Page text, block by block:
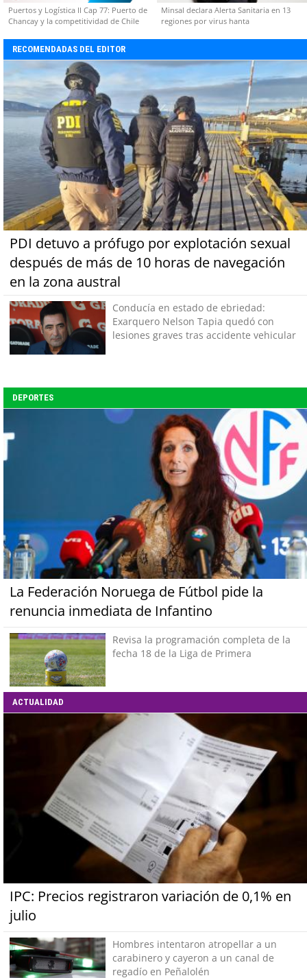
Puertos y Logística II Cap 77: Puerto de
Chancay y la competitividad de Chile
Minsal declara Alerta Sanitaria en 13
regiones por virus hanta
RECOMENDADAS DEL EDITOR
PDI detuvo a prófugo por explotación sexual
después de más de 10 horas de navegación
en la zona austral
Conducía en estado de ebriedad:
Exarquero Nelson Tapia quedó con
lesiones graves tras accidente vehicular
DEPORTES
La Federación Noruega de Fútbol pide la
renuncia inmediata de Infantino
Revisa la programación completa de la
fecha 18 de la Liga de Primera
ACTUALIDAD
IPC: Precios registraron variación de 0,1% en
julio
Hombres intentaron atropellar a un
carabinero y cayeron a un canal de
regadío en Peñalolén